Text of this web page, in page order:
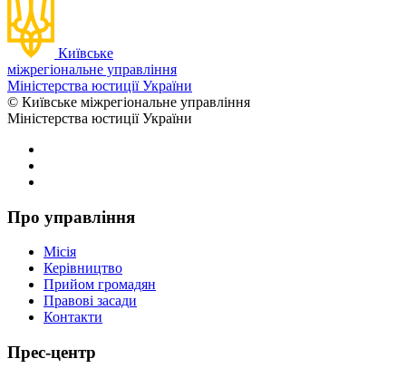
Київське
міжрегіональне управління
Міністерства юстиції України
© Київське міжрегіональне управління
Міністерства юстиції України
Про управління
Місія
Керівництво
Прийом громадян
Правові засади
Контакти
Прес-центр